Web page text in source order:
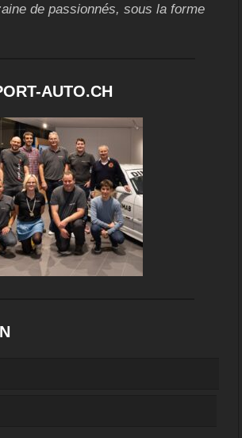
de passionnés, sous la forme
AUTO.CH